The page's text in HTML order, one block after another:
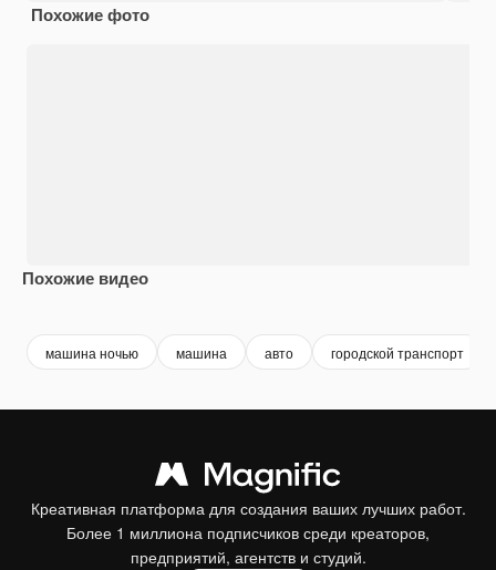
Похожие фото
Похожие видео
машина ночью машина авто городской транспорт
Креативная платформа для создания ваших лучших работ.
Более 1 миллиона подписчиков среди креаторов,
предприятий, агентств и студий.